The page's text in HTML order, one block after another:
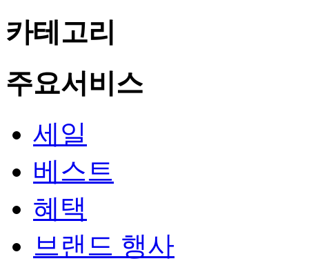
카테고리
주요서비스
세일
베스트
혜택
브랜드 행사